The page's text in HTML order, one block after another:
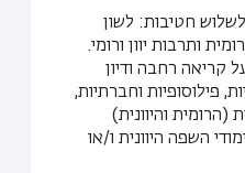
חטיבות: לשון
ותרבות יוון ורומי.
קריאה רחבה ודיון
פילוסופיות וחברתיות,
(הרומית והיוונית)
השפה היוונית ו/או